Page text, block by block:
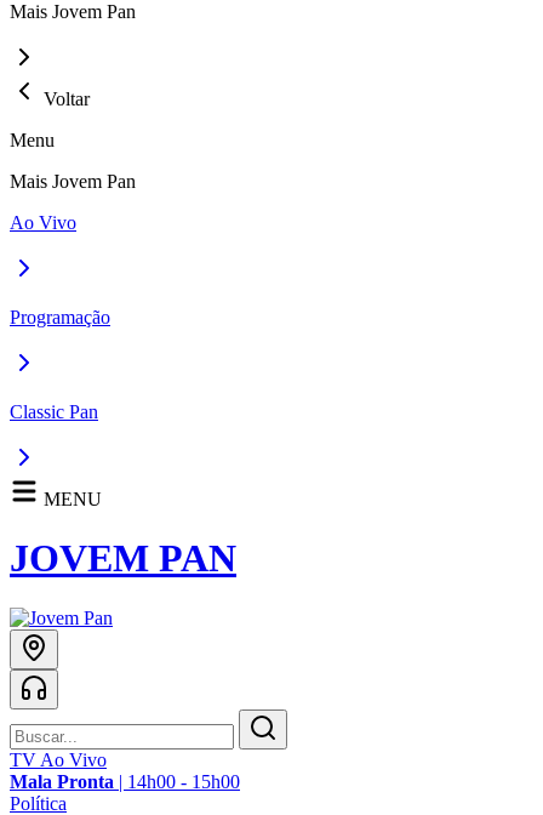
Mais Jovem Pan
Voltar
Menu
Mais Jovem Pan
Ao Vivo
Programação
Classic Pan
MENU
JOVEM PAN
TV Ao Vivo
Mala Pronta | 14h00 - 15h00
Política